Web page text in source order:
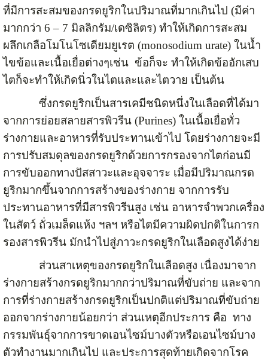
ที่มีการสะสมของกรดยูริกในปริมาณที่มากเกินไป (มีค่า
มากกว่า 6 – 7 มิลลิกรัม/เดซิลิตร) ทำให้เกิดการสะสม
ผลึกเกลือโมโนโซเดียมยูเรต (monosodium urate) ในน้ำ
ไขข้อและเนื้อเยื่อต่างๆเช่น ข้อก็จะ ทำให้เกิดข้ออักเสบ
ไตก็จะทำให้เกิดนิ่วในไตและและไตวาย เป็นต้น
ซึ่งกรดยูริกเป็นสารเคมีชนิดหนึ่งในเลือดที่ได้มา
จากการย่อยสลายสารพิวรีน (Purines) ในเนื้อเยื่อทั่ว
ร่างกายและอาหารที่รับประทานเข้าไป โดยร่างกายจะมี
การปรับสมดุลของกรดยูริกด้วยการกรองจากไตก่อนมี
การขับออกทางปัสสาวะและอุจจาระ เมื่อมีปริมาณกรด
ยูริกมากขึ้นจากการสร้างของร่างกาย จากการรับ
ประทานอาหารที่มีสารพิวรีนสูง เช่น อาหารจำพวกเครื่อง
ในสัตว์ ถั่วเมล็ดแห้ง ฯลฯ หรือไตมีความผิดปกติในการก
รองสารพิวรีน มักนำไปสู่ภาวะกรดยูริกในเลือดสูงได้ง่าย
ส่วนสาเหตุของกรดยูริกในเลือดสูง เนื่องมาจาก
ร่างกายสร้างกรดยูริกมากกว่าปริมาณที่ขับถ่าย และจาก
การที่ร่างกายสร้างกรดยูริกเป็นปกติแต่ปริมาณที่ขับถ่าย
ออกจากร่างกายน้อยกว่า ส่วนเหตุอีกประการ คือ ทาง
กรรมพันธุ์จากการขาดเอนไซม์บางตัวหรือเอนไซม์บาง
ตัวทำงานมากเกินไป และประการสุดท้ายเกิดจากโรค